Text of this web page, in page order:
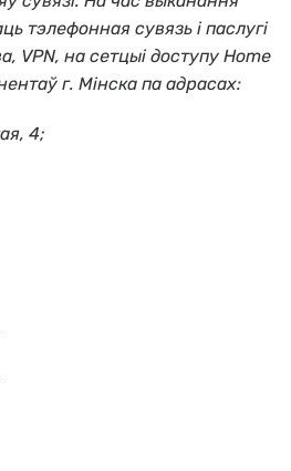
тэлефонная сувязь і паслугі
VPN, на сетцыі доступу Home
г. Мінска па адрасах:
4;